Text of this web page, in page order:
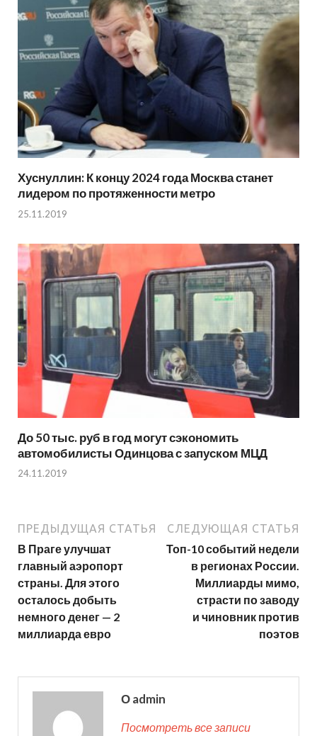
Хуснуллин: К концу 2024 года Москва станет
лидером по протяженности метро
25.11.2019
До 50 тыс. руб в год могут сэкономить
автомобилисты Одинцова с запуском МЦД
24.11.2019
ПРЕДЫДУЩАЯ СТАТЬЯ
В Праге улучшат
главный аэропорт
страны. Для этого
осталось добыть
немного денег — 2
миллиарда евро
СЛЕДУЮЩАЯ СТАТЬЯ
Топ-10 событий недели
в регионах России.
Миллиарды мимо,
страсти по заводу
и чиновник против
поэтов
О admin
Посмотреть все записи